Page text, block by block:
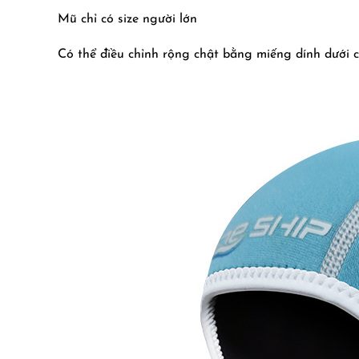
Mũ chỉ có size người lớn
Có thể điều chỉnh rộng chật bằng miếng dính dưới